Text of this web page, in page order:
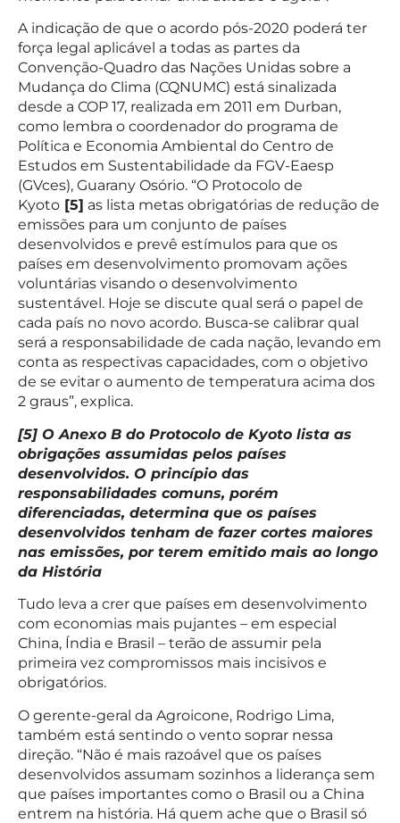
A indicação de que o acordo pós-2020 poderá ter
força legal aplicável a todas as partes da
Convenção-Quadro das Nações Unidas sobre a
Mudança do Clima (CQNUMC) está sinalizada
desde a COP 17, realizada em 2011 em Durban,
como lembra o coordenador do programa de
Política e Economia Ambiental do Centro de
Estudos em Sustentabilidade da FGV-Eaesp
(GVces), Guarany Osório. “O Protocolo de
Kyoto [5] as lista metas obrigatórias de redução de
emissões para um conjunto de países
desenvolvidos e prevê estímulos para que os
países em desenvolvimento promovam ações
voluntárias visando o desenvolvimento
sustentável. Hoje se discute qual será o papel de
cada país no novo acordo. Busca-se calibrar qual
será a responsabilidade de cada nação, levando em
conta as respectivas capacidades, com o objetivo
de se evitar o aumento de temperatura acima dos
2 graus”, explica.
[5] O Anexo B do Protocolo de Kyoto lista as
obrigações assumidas pelos países
desenvolvidos. O princípio das
responsabilidades comuns, porém
diferenciadas, determina que os países
desenvolvidos tenham de fazer cortes maiores
nas emissões, por terem emitido mais ao longo
da História
Tudo leva a crer que países em desenvolvimento
com economias mais pujantes – em especial
China, Índia e Brasil – terão de assumir pela
primeira vez compromissos mais incisivos e
obrigatórios.
O gerente-geral da Agroicone, Rodrigo Lima,
também está sentindo o vento soprar nessa
direção. “Não é mais razoável que os países
desenvolvidos assumam sozinhos a liderança sem
que países importantes como o Brasil ou a China
entrem na história. Há quem ache que o Brasil só